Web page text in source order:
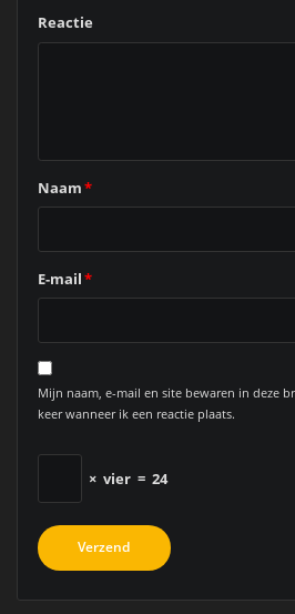
Reactie
Naam*
E-mail*
Mijn naam, e-mail en site bewaren in deze
keer wanneer ik een reactie plaats.
× vier = 24